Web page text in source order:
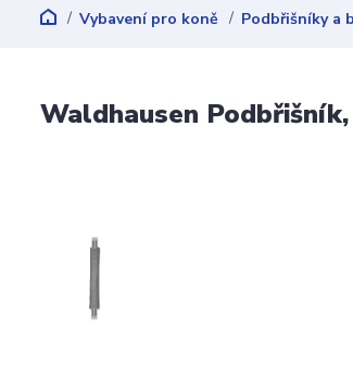
Vybavení pro koně Podbřišníky a
Waldhausen